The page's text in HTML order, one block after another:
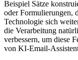
Beispiel Sätze
oder Formulierungen,
Technologie sich
die Verarbeitung
verbessern, um diese
von KI-Email-